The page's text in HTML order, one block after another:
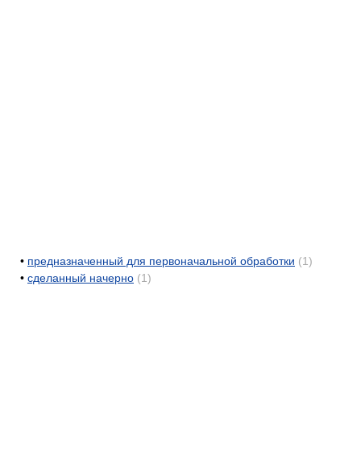
• предназначенный для первоначальной обработки (1)
• сделанный начерно (1)